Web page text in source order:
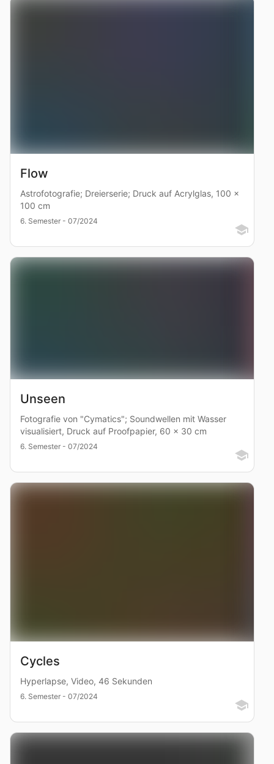
Flow
Astrofotografie; Dreierserie; Druck auf Acrylglas, 100 x
100 cm
6. Semester - 07/2024
Unseen
Fotografie von "Cymatics"; Soundwellen mit Wasser
visualisiert, Druck auf Proofpapier, 60 x 30 cm
6. Semester - 07/2024
Cycles
Hyperlapse, Video, 46 Sekunden
6. Semester - 07/2024